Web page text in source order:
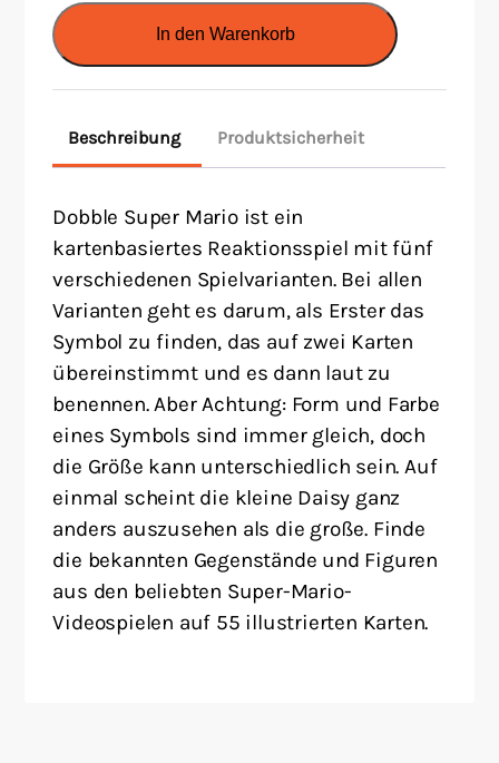
Menge
In den Warenkorb
Beschreibung Produktsicherheit
Dobble Super Mario ist ein
kartenbasiertes Reaktionsspiel mit fünf
verschiedenen Spielvarianten. Bei allen
Varianten geht es darum, als Erster das
Symbol zu finden, das auf zwei Karten
übereinstimmt und es dann laut zu
benennen. Aber Achtung: Form und Farbe
eines Symbols sind immer gleich, doch
die Größe kann unterschiedlich sein. Auf
einmal scheint die kleine Daisy ganz
anders auszusehen als die große. Finde
die bekannten Gegenstände und Figuren
aus den beliebten Super-Mario-
Videospielen auf 55 illustrierten Karten.